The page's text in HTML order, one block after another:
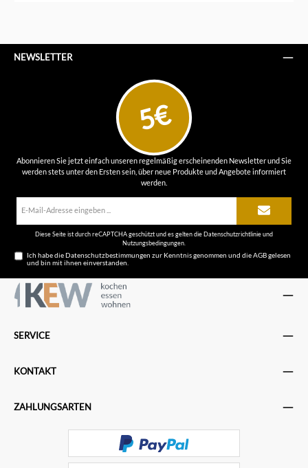
NEWSLETTER
5€
Abonnieren Sie jetzt einfach unseren regelmäßig erscheinenden Newsletter und Sie
werden stets unter den Ersten sein, über neue Produkte und Angebote informiert
werden.
Diese Seite ist durch reCAPTCHA geschützt und es gelten dieDatenschutzrichtlinieund
Nutzungsbedingungen
Ich habe dieDatenschutzbestimmungen zur Kenntnis genommen und dieAGBgelesen
und bin mit ihnen einverstanden.
SERVICE
KONTAKT
ZAHLUNGSARTEN